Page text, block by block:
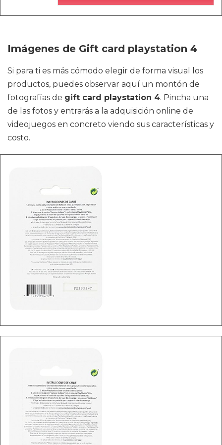
Imágenes de Gift card playstation 4
Si para ti es más cómodo elegir de forma visual los
productos, puedes observar aquí un montón de
fotografías de gift card playstation 4. Pincha una
de las fotos y entrarás a la adquisición online de
videojuegos en concreto viendo sus características y
costo.